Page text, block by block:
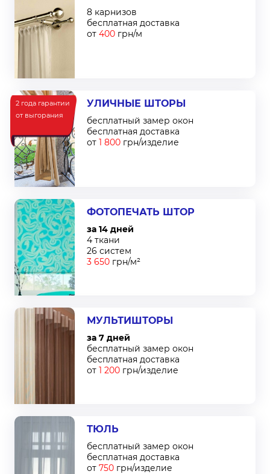
8 карнизов
бесплатная доставка
от 400 грн/м
2 года гарантии
от выгорания
УЛИЧНЫЕ ШТОРЫ
бесплатный замер окон
бесплатная доставка
от 1 800 грн/изделие
ФОТОПЕЧАТЬ ШТОР
за 14 дней
4 ткани
26 систем
3 650 грн/м²
МУЛЬТИШТОРЫ
за 7 дней
бесплатный замер окон
бесплатная доставка
от 1 200 грн/изделие
ТЮЛЬ
бесплатный замер окон
бесплатная доставка
от 750 грн/изделие